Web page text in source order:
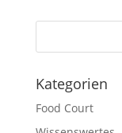
Kategorien
Food Court